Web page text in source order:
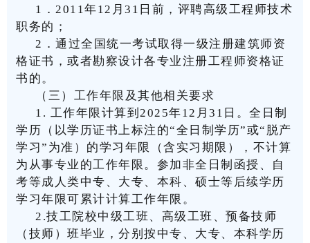
1
． 2011 年12 月 31 日前，评聘高级工程师技术
职务的；
2 ．通过全国统一考试取得一级注册建筑师资
格证书，或者勘察设计各专业注册工程师资格证
书的。
（三）工作年限及其他相关要求
1. 工作年限计算到 2025年12 月 31 日。全日制
学历（以学历证书上标注的“全日制学历”或“ 脱产
学习” 为准）的学习年限（含实习期限），不计算
为从事专业的工作年限。参加非全日制函授、自
考等成人类中专、大专、本科、硕士等后续学历
学习年限可累计计算工作年限。
2.技工院校中级工班、高级工班、预备技师
（技师）班毕业，分别按中专、大专、本科学历